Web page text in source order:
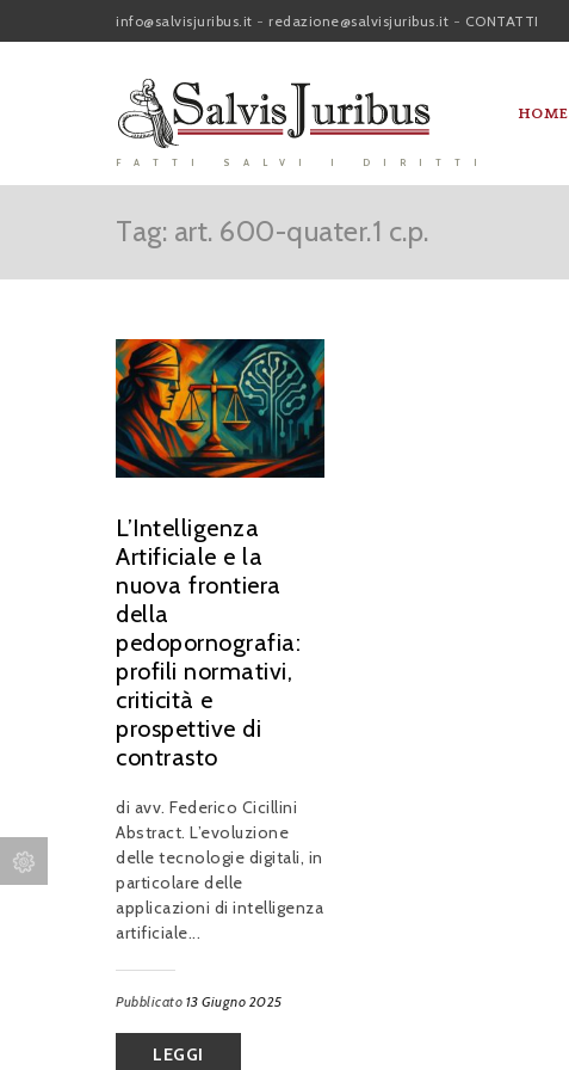
info@salvisjuribus.it - redazione@salvisjuribus.it - CONTATTI
FATTI SALVI I DIRITTI
HOME
Tag: art. 600-quater.1 c.p.
L’Intelligenza
Artificiale e la
nuova frontiera
della
pedopornografia:
profili normativi,
criticità e
prospettive di
contrasto
di avv. Federico Cicillini
Abstract. L’evoluzione
delle tecnologie digitali, in
particolare delle
applicazioni di intelligenza
artificiale...
Pubblicato 13 Giugno 2025
LEGGI